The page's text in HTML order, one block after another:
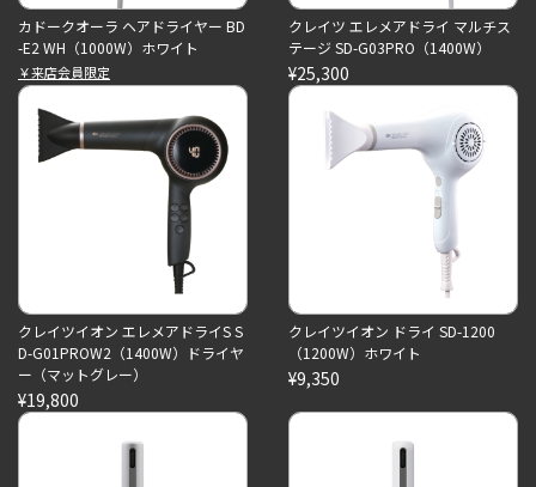
カドークオーラ ヘアドライヤー BD
-E2 WH（1000W）ホワイト
￥来店会員限定
クレイツ エレメアドライ マルチス
テージ SD-G03PRO（1400W）
¥25,300
クレイツイオン エレメアドライS S
D-G01PROW2（1400W）ドライヤ
ー（マットグレー）
¥19,800
クレイツイオン ドライ SD-1200
（1200W）ホワイト
¥9,350